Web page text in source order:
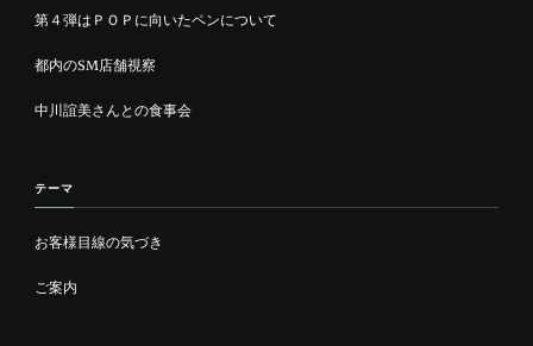
第４弾はＰＯＰに向いたペンについて
都内のSM店舗視察
中川誼美さんとの食事会
テーマ
お客様目線の気づき
ご案内